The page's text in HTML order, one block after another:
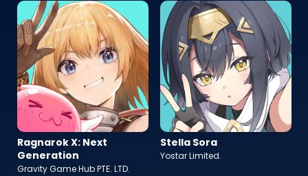
Ragnarok X: Next
Generation
Gravity Game Hub PTE. LTD.
Stella Sora
Yostar Limited.